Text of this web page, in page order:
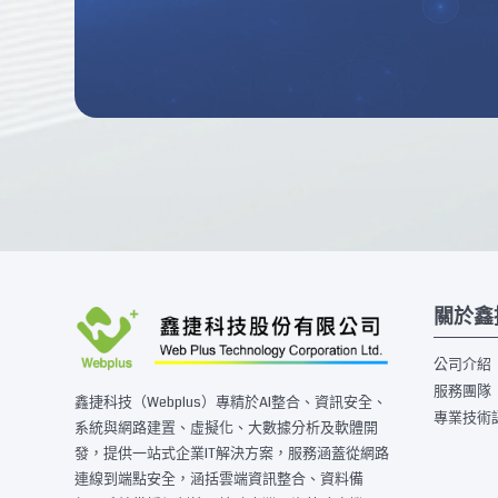
鑫捷科技（Webplus）專精於AI整合、資訊安全、
系統與網路建置、虛擬化、大數據分析及軟體開
發，提供一站式企業IT解決方案，服務涵蓋從網路
連線到端點安全，涵括雲端資訊整合、資料備
關於
公司介紹
服務團隊
專業技術